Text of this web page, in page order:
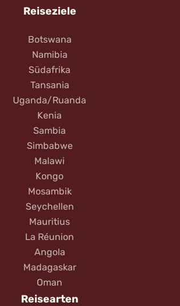
Reiseziele
Botswana
Namibia
Südafrika
Tansania
Uganda/Ruanda
Kenia
Sambia
Simbabwe
Malawi
Kongo
Mosambik
Seychellen
Mauritius
La Réunion
Angola
Madagaskar
Oman
Reisearten